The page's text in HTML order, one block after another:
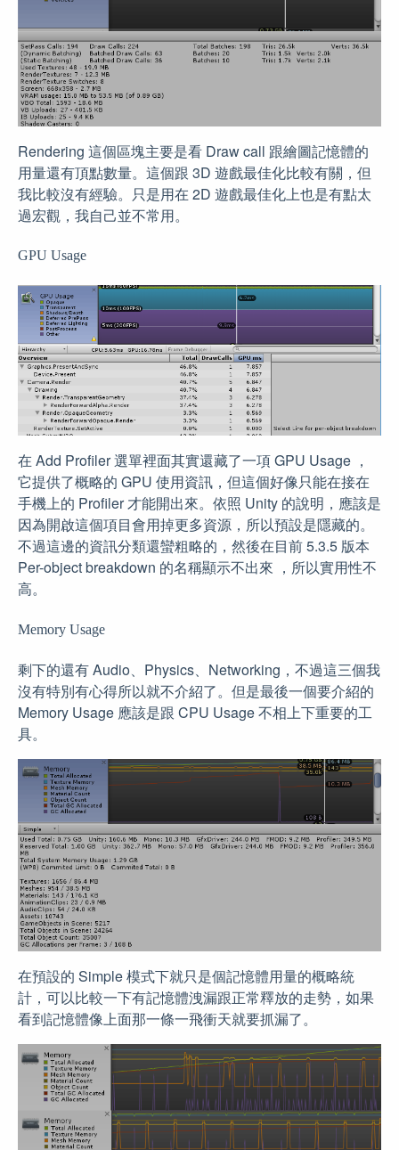
Rendering 這個區塊主要是看 Draw call 跟繪圖記憶體的
用量還有頂點數量。這個跟 3D 遊戲最佳化比較有關，但
我比較沒有經驗。只是用在 2D 遊戲最佳化上也是有點太
過宏觀，我自己並不常用。
GPU Usage
在 Add Profiler 選單裡面其實還藏了一項 GPU Usage ，
它提供了概略的 GPU 使用資訊，但這個好像只能在接在
手機上的 Profiler 才能開出來。依照 Unity 的說明，應該是
因為開啟這個項目會用掉更多資源，所以預設是隱藏的。
不過這邊的資訊分類還蠻粗略的，然後在目前 5.3.5 版本
Per-object breakdown 的名稱顯示不出來 ，所以實用性不
高。
Memory Usage
剩下的還有 Audio、Physics、Networking，不過這三個我
沒有特別有心得所以就不介紹了。但是最後一個要介紹的
Memory Usage 應該是跟 CPU Usage 不相上下重要的工
具。
在預設的 Simple 模式下就只是個記憶體用量的概略統
計，可以比較一下有記憶體洩漏跟正常釋放的走勢，如果
看到記憶體像上面那一條一飛衝天就要抓漏了。